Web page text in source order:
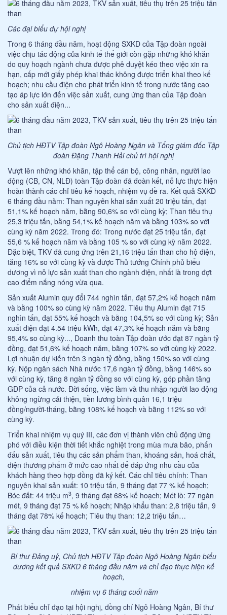
Các đại biểu dự hội nghị
Trong 6 tháng đầu năm, hoạt động SXKD của Tập đoàn ngoài
việc chịu tác động của kinh tế thế giới còn gặp những khó khăn
do quy hoạch ngành chưa được phê duyệt kéo theo việc xin ra
hạn, cấp mới giấy phép khai thác không được triển khai theo kế
hoạch; nhu cầu điện cho phát triển kinh tế trong nước tăng cao
tạo áp lực lớn đến việc sản xuất, cung ứng than của Tập đoàn
cho sản xuất điện...
Chủ tịch HĐTV Tập đoàn Ngô Hoàng Ngân và Tổng giám đốc Tập
đoàn Đặng Thanh Hải chủ trì hội nghị
Vượt lên những khó khăn, tập thể cán bộ, công nhân, người lao
động (CB, CN, NLĐ) toàn Tập đoàn đã đoàn kết, nỗ lực thực hiện
hoàn thành các chỉ tiêu kế hoạch, nhiệm vụ đề ra. Kết quả SXKD
6 tháng đầu năm: Than nguyên khai sản xuất 20 triệu tấn, đạt
51,1% kế hoạch năm, bằng 90,6% so với cùng kỳ; Than tiêu thụ
25,3 triệu tấn, bằng 54,1% kế hoạch năm và bằng 103% so với
cùng kỳ năm 2022. Trong đó: Trong nước đạt 25 triệu tấn, đạt
55,6 % kế hoạch năm và bằng 105 % so với cùng kỳ năm 2022.
Đặc biệt, TKV đã cung ứng trên 21,16 triệu tấn than cho hộ điện,
tăng 16% so với cùng kỳ và được Thủ tướng Chính phủ biểu
dương vì nỗ lực sản xuất than cho ngành điện, nhất là trong đợt
cao điểm nắng nóng vừa qua.
Sản xuất Alumin quy đổi 744 nghìn tấn, đạt 57,2% kế hoạch năm
và bằng 100% so cùng kỳ năm 2022. Tiêu thụ Alumin đạt 715
nghìn tấn, đạt 55% kế hoạch và bằng 104,5% so với cùng kỳ; Sản
xuất điện đạt 4.54 triệu kWh, đạt 47,3% kế hoạch năm và bằng
95,4% so cùng kỳ..., Doanh thu toàn Tập đoàn ước đạt 87 ngàn tỷ
đồng, đạt 51,6% kế hoạch năm, bằng 107% so với cùng kỳ 2022.
Lợi nhuận dự kiến trên 3 ngàn tỷ đồng, bằng 150% so với cùng
kỳ. Nộp ngân sách Nhà nước 17,6 ngàn tỷ đồng, bằng 146% so
với cùng kỳ, tăng 8 ngàn tỷ đồng so với cùng kỳ, góp phần tăng
GDP của cả nước. Đời sống, việc làm và thu nhập người lao động
không ngừng cải thiện, tiền lương bình quân 16,1 triệu
đồng/người-tháng, bằng 108% kế hoạch và bằng 112% so với
cùng kỳ.
Triển khai nhiệm vụ quý III, các đơn vị thành viên chủ động ứng
phó với điều kiện thời tiết khắc nghiệt trong mùa mưa bão, phấn
đấu sản xuất, tiêu thụ các sản phẩm than, khoáng sản, hoá chất,
điện thương phẩm ở mức cao nhất để đáp ứng nhu cầu của
khách hàng theo hợp đồng đã ký kết. Các chỉ tiêu chính: Than
nguyên khai sản xuất: 10 triệu tấn, 9 tháng đạt 77 % kế hoạch;
Bóc đất: 44 triệu m3, 9 tháng đạt 68% kế hoạch; Mét lò: 77 ngàn
mét, 9 tháng đạt 75 % kế hoạch; Nhập khẩu than: 2,8 triệu tấn, 9
tháng đạt 78% kế hoạch; Tiêu thụ than: 12,2 triệu tấn…
Bí thư Đảng uỷ, Chủ tịch HĐTV Tập đoàn Ngô Hoàng Ngân biểu
dương kết quả SXKD 6 tháng đầu năm và chỉ đạo thực hiện kế
hoạch,
nhiệm vụ 6 tháng cuối năm
Phát biểu chỉ đạo tại hội nghị, đồng chí Ngô Hoàng Ngân, Bí thư